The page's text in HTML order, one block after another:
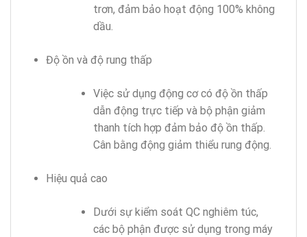
trơn, đảm bảo hoạt động 100% không
dầu.
Độ ồn và độ rung thấp
Việc sử dụng động cơ có độ ồn thấp
dẫn động trực tiếp và bộ phận giảm
thanh tích hợp đảm bảo độ ồn thấp.
Cân bằng động giảm thiểu rung động.
Hiệu quả cao
Dưới sự kiểm soát QC nghiêm túc,
các bộ phận được sử dụng trong máy